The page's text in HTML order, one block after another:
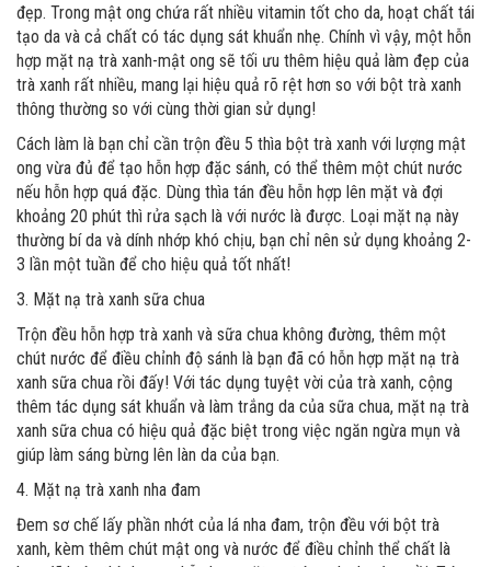
đẹp. Trong mật ong chứa rất nhiều vitamin tốt cho da, hoạt chất tái
tạo da và cả chất có tác dụng sát khuẩn nhẹ. Chính vì vậy, một hỗn
hợp mặt nạ trà xanh-mật ong sẽ tối ưu thêm hiệu quả làm đẹp của
trà xanh rất nhiều, mang lại hiệu quả rõ rệt hơn so với bột trà xanh
thông thường so với cùng thời gian sử dụng!
Cách làm là bạn chỉ cần trộn đều 5 thìa bột trà xanh với lượng mật
ong vừa đủ để tạo hỗn hợp đặc sánh, có thể thêm một chút nước
nếu hỗn hợp quá đặc. Dùng thìa tán đều hỗn hợp lên mặt và đợi
khoảng 20 phút thì rửa sạch là với nước là được. Loại mặt nạ này
thường bí da và dính nhớp khó chịu, bạn chỉ nên sử dụng khoảng 2-
3 lần một tuần để cho hiệu quả tốt nhất!
3. Mặt nạ trà xanh sữa chua
Trộn đều hỗn hợp trà xanh và sữa chua không đường, thêm một
chút nước để điều chỉnh độ sánh là bạn đã có hỗn hợp mặt nạ trà
xanh sữa chua rồi đấy! Với tác dụng tuyệt vời của trà xanh, cộng
thêm tác dụng sát khuẩn và làm trắng da của sữa chua, mặt nạ trà
xanh sữa chua có hiệu quả đặc biệt trong việc ngăn ngừa mụn và
giúp làm sáng bừng lên làn da của bạn.
4. Mặt nạ trà xanh nha đam
Đem sơ chế lấy phần nhớt của lá nha đam, trộn đều với bột trà
xanh, kèm thêm chút mật ong và nước để điều chỉnh thể chất là